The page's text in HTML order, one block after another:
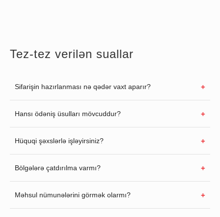
Tez-tez verilən suallar
Sifarişin hazırlanması nə qədər vaxt aparır?
Hansı ödəniş üsulları mövcuddur?
Hüquqi şəxslərlə işləyirsiniz?
Bölgələrə çatdırılma varmı?
Məhsul nümunələrini görmək olarmı?